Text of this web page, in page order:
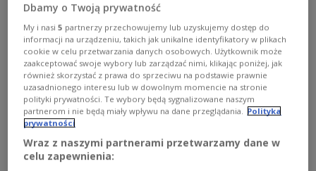
dass Polen eine der größten Regierungen Europas
habe. Ihre bloße Verkleinerung werde die aktuellen
Herausforderungen nicht lösen.
Geht es nach Szułdrzyński, sei weder die Größe der
Regierung noch das System selbst das Problem,
sondern die Struktur des Kabinetts. Viele Minister
seien zu starke Parteipolitiker:
Digitalisierungsminister Krzysztof Gawkowski sei
Dbamy o Twoją prywatność
My i nasi5 partnerzy przechowujemy lub uzyskujemy dostęp do
informacji na urządzeniu, takich jak unikalne identyfikatory w plikach
cookie w celu przetwarzania danych osobowych. Użytkownik może
zaakceptować swoje wybory lub zarządzać nimi, klikając poniżej, jak
również skorzystać z prawa do sprzeciwu na podstawie prawnie
uzasadnionego interesu lub w dowolnym momencie na stronie
polityki prywatności. Te wybory będą sygnalizowane naszym
partnerom i nie będą miały wpływu na dane przeglądania. Polityka
prywatności
Wraz z naszymi partnerami przetwarzamy dane w
celu zapewnienia: